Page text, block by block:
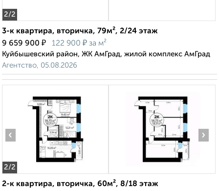
2/2
3-к квартира, вторичка, 79м², 2/24 этаж
9 659 900 ₽ 122 900 ₽ за м²
Куйбышевский район, ЖК АмГрад, жилой комплекс АмГрад
Агентство, 05.08.2026
2/2
‹ ›
2-к квартира, вторичка, 60м², 8/18 этаж